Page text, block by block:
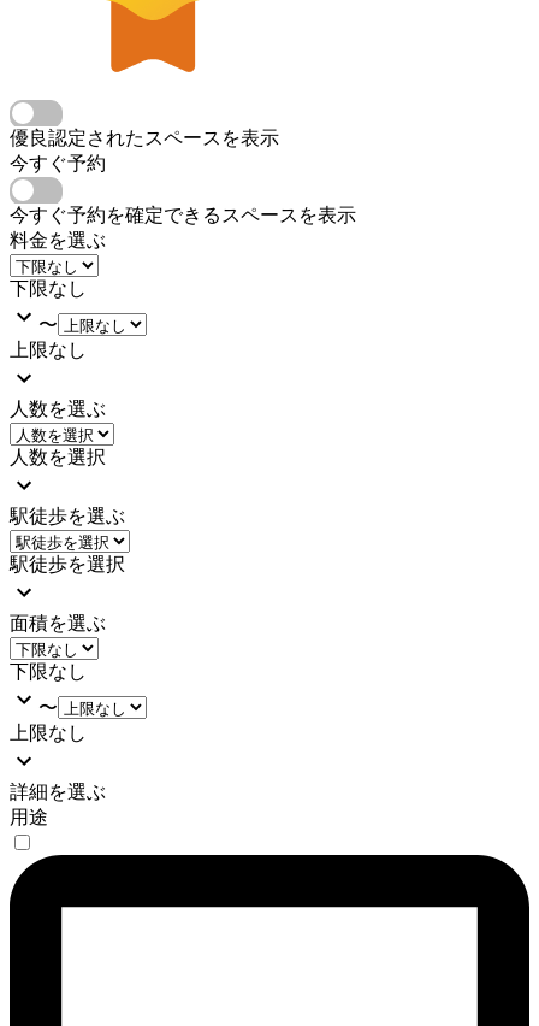
優良認定されたスペースを表示
今すぐ予約
今すぐ予約を確定できるスペースを表示
料金を選ぶ
下限なし
〜
上限なし
人数を選ぶ
人数を選択
駅徒歩を選ぶ
駅徒歩を選択
面積を選ぶ
下限なし
〜
上限なし
詳細を選ぶ
用途